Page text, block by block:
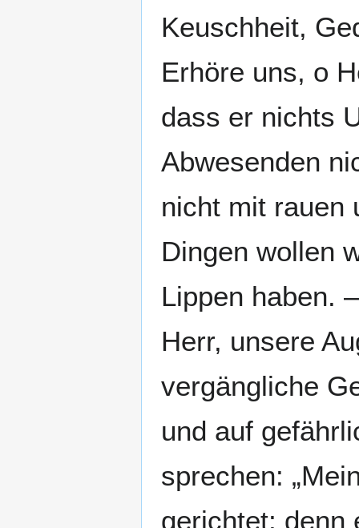
Keuschheit,
Erhöre uns, o
dass er nichts
Abwesenden
nicht mit rauen
Dingen wollen
Lippen haben.
Herr, unsere
vergängliche
und auf
sprechen:
gerichtet; denn